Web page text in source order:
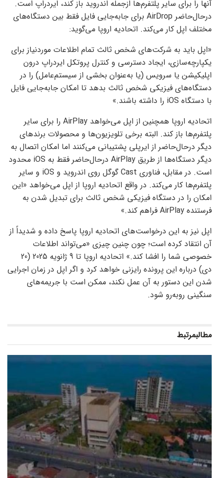
آنها را برای سایر پلتفرم‌ها ازجمله اندروید باز کند، ایردراپ است.
درحال‌حاضر AirDrop برای جابه‌جایی فایل فقط بین دستگاه‌های
مختلف اپل کار می‌کند. اتحادیه اروپا می‌گوید:
«اپل باید به شرکت‌های شخص ثالث تمام اطلاعات موردنیاز برای
یکپارچه‌سازی، ایجاد دسترسی و کنترل پروتکل ایردراپ درون
اپلیکیشن یا سرویس (یا به‌عنوان بخشی از سیستم‌عامل) را در
دستگاه‌های فیزیکی شخص ثالث بدهد تا امکان جابه‌جایی فایل
با دستگاه iOS را داشته باشند.»
اتحادیه اروپا همچنین از اپل می‌خواهد AirPlay را برای سایر
پلتفرم‌ها باز کند. البته برخی تلویزیون‌ها و محصولات برندهای
دیگر درحال‌حاضر از ایرپلی پشتیبانی می‌کنند اما امکان اتصال به
دیگر دستگاه‌ها از طریق AirPlay درحال‌حاضر فقط به iOS محدود
است. در مقابل، فناوری Cast گوگل روی اندروید و iOS و سایر
پلتفرم‌ها کار می‌کند. در واقع اتحادیه اروپا از اپل می‌خواهد «این
امکان را در دستگاه فیزیکی شخص ثالث برای تبدیل‌ شدن به
فرستنده AirPlay فراهم کند.»
اپل نیز به این درخواست‌های اتحادیه اروپا پاسخ داده و شدیداً از
آن انتقاد کرده است؛ چون چنین چیزی «می‌تواند اطلاعات
خصوصی شما را افشا کند.» اتحادیه اروپا تا 9 ژانویه 2025 (20
دی‌) درباره این پرونده رایزنی خواهد کرد و اگر اپل در زمان اجرایی‌
شدن این دستور به آن عمل نکند، ممکن است با جریمه‌های
سنگینی روبه‌رو شود.
مطالبمرتبط